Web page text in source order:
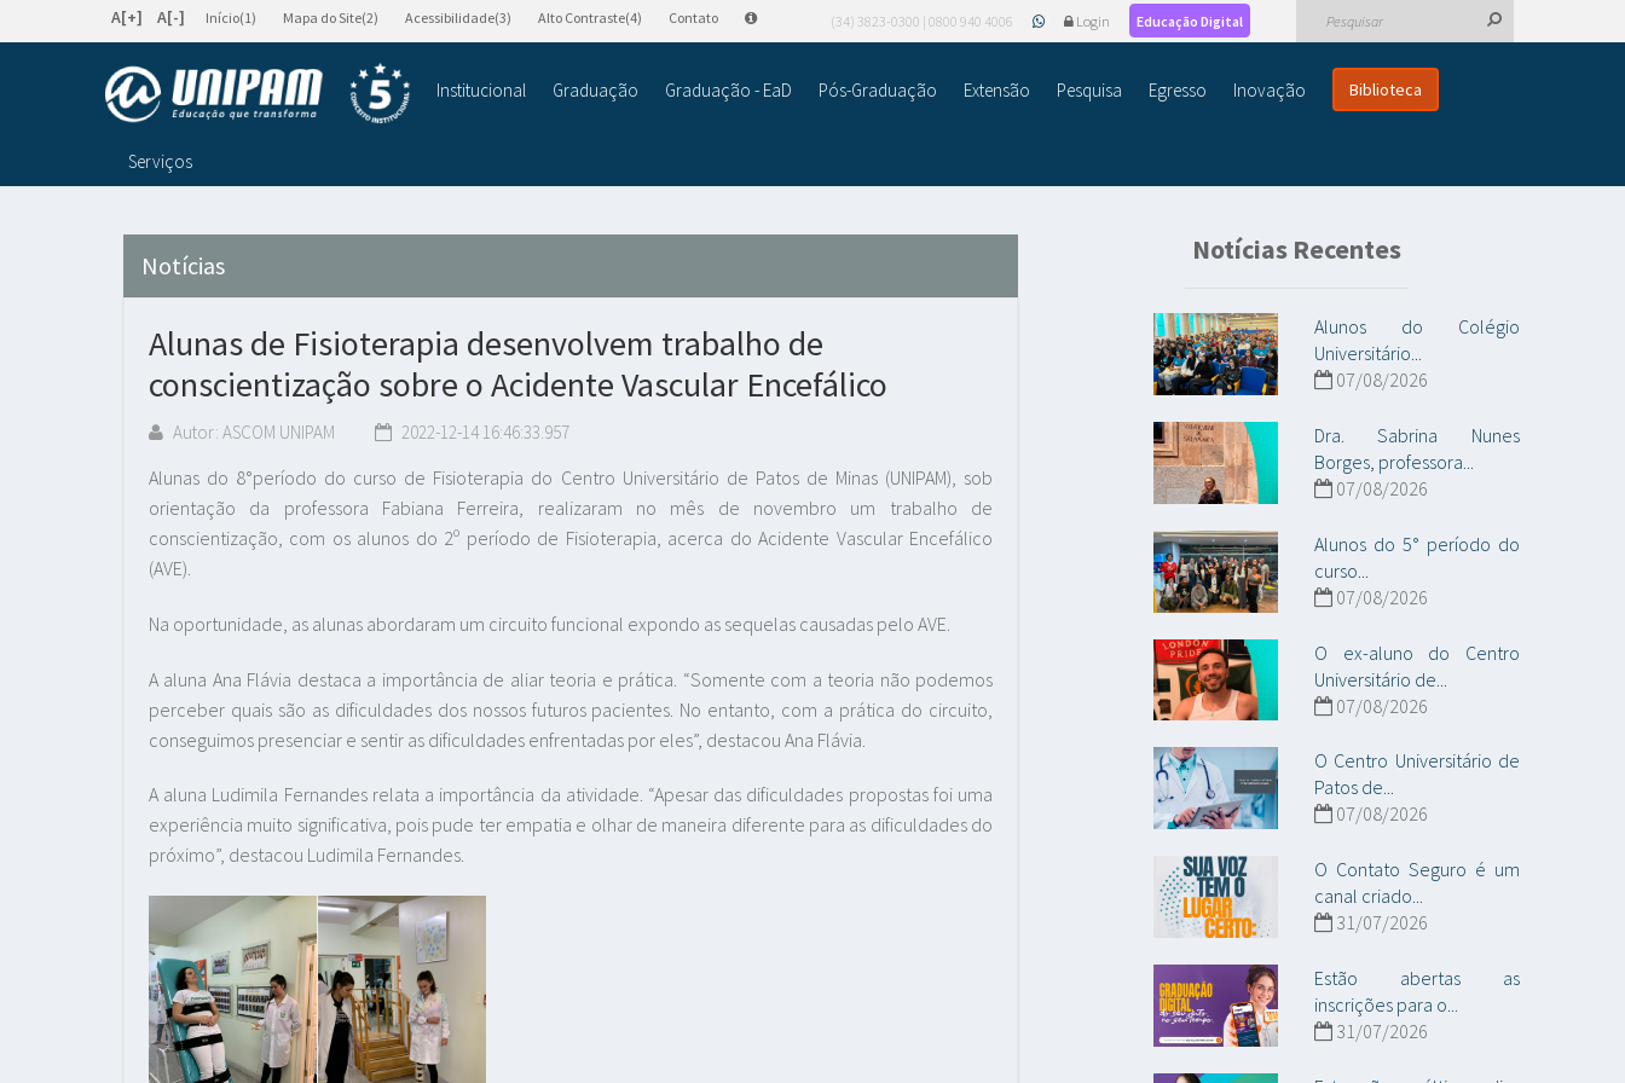
A[+] A[-] Início(1) Mapa do Site(2) Acessibilidade(3) Alto Contraste(4) Contato (34) 3823-0300 | 0800 940 4006 Login Educação Digital
Institucional Graduação Graduação - EaD Pós-Graduação Extensão Pesquisa Egresso Inovação Biblioteca
Serviços
Notícias
Alunas de Fisioterapia desenvolvem trabalho de
conscientização sobre o Acidente Vascular Encefálico
Autor: ASCOM UNIPAM 2022-12-14 16:46:33.957
Alunas do 8°período do curso de Fisioterapia do Centro Universitário de Patos de Minas (UNIPAM), sob
orientação da professora Fabiana Ferreira, realizaram no mês de novembro um trabalho de
conscientização, com os alunos do 2º período de Fisioterapia, acerca do Acidente Vascular Encefálico
(AVE).
Na oportunidade, as alunas abordaram um circuito funcional expondo as sequelas causadas pelo AVE.
A aluna Ana Flávia destaca a importância de aliar teoria e prática. “Somente com a teoria não podemos
perceber quais são as dificuldades dos nossos futuros pacientes. No entanto, com a prática do circuito,
conseguimos presenciar e sentir as dificuldades enfrentadas por eles”, destacou Ana Flávia.
A aluna Ludimila Fernandes relata a importância da atividade. “Apesar das dificuldades propostas foi uma
experiência muito significativa, pois pude ter empatia e olhar de maneira diferente para as dificuldades do
próximo”, destacou Ludimila Fernandes.
Notícias Recentes
Alunos do Colégio
Universitário...
07/08/2026
Dra. Sabrina Nunes
Borges, professora...
07/08/2026
Alunos do 5° período do
curso...
07/08/2026
O ex-aluno do Centro
Universitário de...
07/08/2026
O Centro Universitário de
Patos de...
07/08/2026
O Contato Seguro é um
canal criado...
31/07/2026
Estão abertas as
inscrições para o...
31/07/2026